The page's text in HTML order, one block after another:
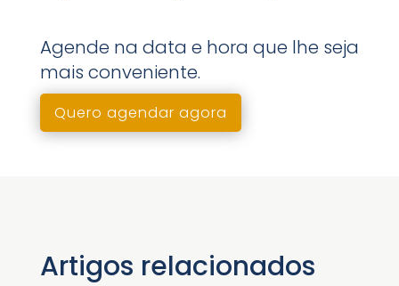
Agende na data e hora que lhe seja
mais conveniente.
Quero agendar agora
Artigos relacionados